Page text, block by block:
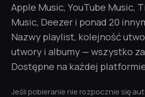
Apple Music, YouTube Music,
Music, Deezer i ponad 20
Nazwy playlist, kolejność
utwory i albumy — wszystko
Dostępne na każdej
Jeśli pobieranie nie rozpocznie się